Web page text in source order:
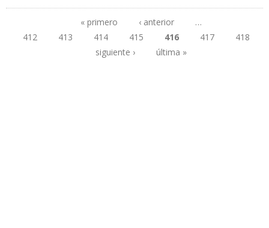
Páginas
« primero ‹ anterior
…
412
413 414 415 416 417
418
siguiente ›
última »